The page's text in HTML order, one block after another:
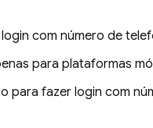
com número de
para plataformas
para fazer login com